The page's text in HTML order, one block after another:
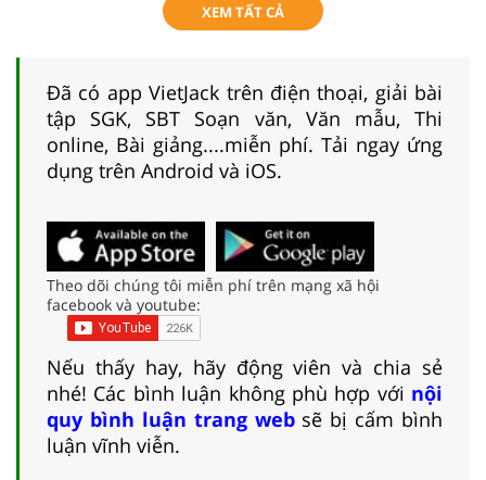
XEM TẤT CẢ
Đã có app VietJack trên điện thoại, giải bài
tập SGK, SBT Soạn văn, Văn mẫu, Thi
online, Bài giảng....miễn phí. Tải ngay ứng
dụng trên Android và iOS.
Theo dõi chúng tôi miễn phí trên mạng xã hội
facebook và youtube:
Nếu thấy hay, hãy động viên và chia sẻ
nhé! Các bình luận không phù hợp với nội
quy bình luận trang websẽ bị cấm bình
luận vĩnh viễn.